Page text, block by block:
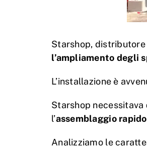
Starshop,
l’ampliamento degli
L’installazione è
Starshop
l’assemblaggio
Analizziamo le